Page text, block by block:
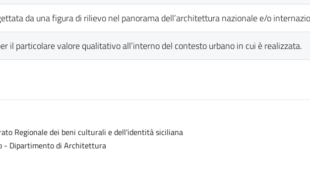
da una figura di rilievo nel panorama dell’architettura nazionale e/o
il particolare valore qualitativo all’interno del contesto urbano in cui è realizzata.
Regionale dei beni culturali e dell'identità siciliana
- Dipartimento di Architettura